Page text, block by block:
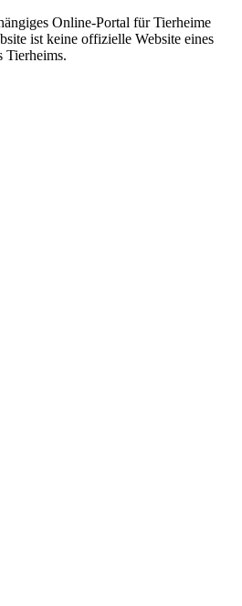
Online-Portal für Tierheime
ist keine offizielle Website eines
Tierheims.